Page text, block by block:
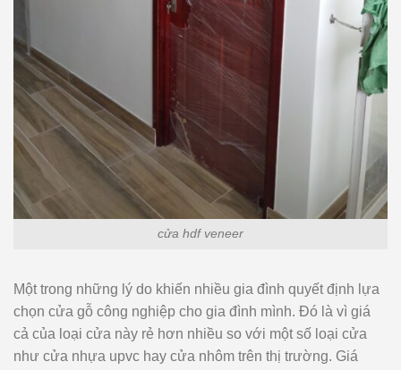
cửa hdf veneer
Một trong những lý do khiến nhiều gia đình quyết định lựa
chọn cửa gỗ công nghiệp cho gia đình mình. Đó là vì giá
cả của loại cửa này rẻ hơn nhiều so với một số loại cửa
như cửa nhựa upvc hay cửa nhôm trên thị trường. Giá